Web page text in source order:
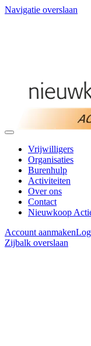
Navigatie overslaan
Vrijwilligers
Organisaties
Burenhulp
Activiteiten
Over ons
Contact
Nieuwkoop
Account aanmaken
Zijbalk overslaan